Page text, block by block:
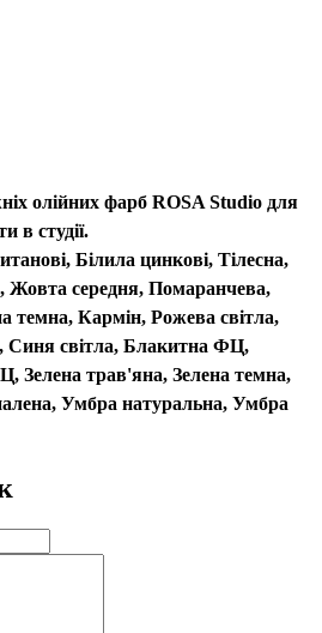
олійних фарб ROSA Studio для
в студії.
Білила цинкові, Тілесна,
Жовта середня, Помаранчева,
темна, Кармін, Рожева світла,
Синя світла, Блакитна ФЦ,
Зелена трав'яна, Зелена темна,
Умбра натуральна, Умбра